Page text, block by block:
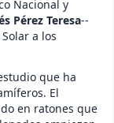
Nacional y
Pérez Teresa--
a los
que ha
El
en ratones que